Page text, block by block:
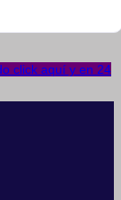
click aquí y en 24